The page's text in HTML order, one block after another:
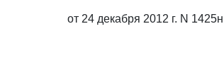
от 24 декабря 2012 г. N 1425н